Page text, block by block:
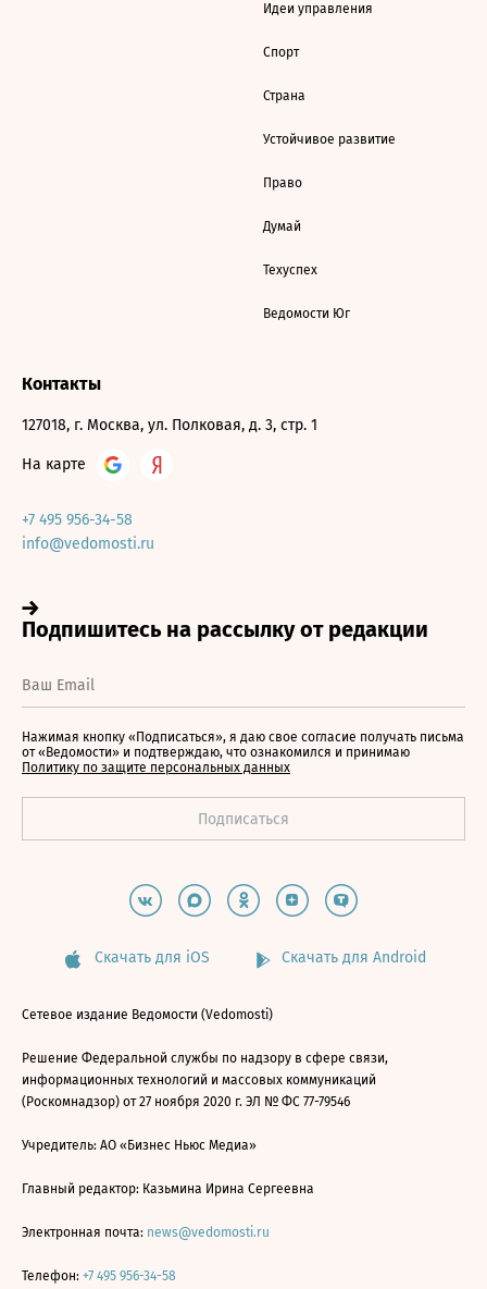
Идеи управления
Спорт
Страна
Устойчивое развитие
Право
Думай
Техуспех
Ведомости Юг
Контакты
127018, г. Москва, ул. Полковая, д. 3, стр. 1
На карте
+7 495 956-34-58
info@vedomosti.ru
Нажимая кнопку «Подписаться», я даю свое согласие получать письма
от «Ведомости» и подтверждаю, что ознакомился и принимаю
Политику по защите персональных данных
Скачать для iOS Скачать для Android
Сетевое издание Ведомости (Vedomosti)
Решение Федеральной службы по надзору в сфере связи,
информационных технологий и массовых коммуникаций
(Роскомнадзор) от 27 ноября 2020 г. ЭЛ № ФС 77-79546
Учредитель: АО «Бизнес Ньюс Медиа»
Главный редактор: Казьмина Ирина Сергеевна
Электронная почта: news@vedomosti.ru
Телефон: +7 495 956-34-58